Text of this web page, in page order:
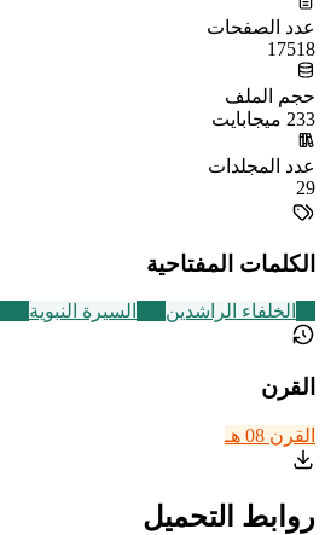
عدد الصفحات
17518
حجم الملف
233 ميجابايت
عدد المجلدات
29
الكلمات المفتاحية
الخلفاء الراشدين السيرة النبوية
القرن
القرن 08 هـ
روابط التحميل